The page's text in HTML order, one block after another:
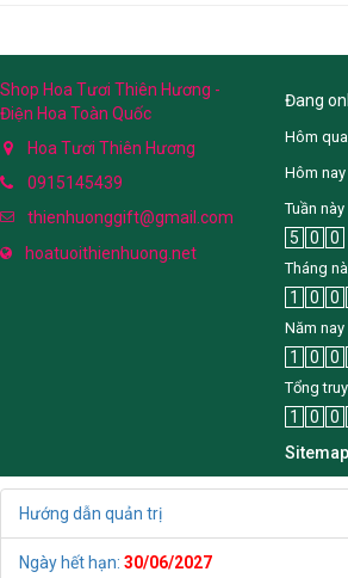
Shop Hoa Tươi Thiên Hương -
Điện Hoa Toàn Quốc
Hoa Tươi Thiên Hương
0915145439
thienhuonggift@gmail.com
hoatuoithienhuong.net
Đang
Hôm qua
Hôm nay
Tuần này
5 0 0
Tháng
1 0 0
Năm nay
1 0 0
Tổng
1 0 0
Hướng dẫn quản trị
Ngày hết hạn: 30/06/2027